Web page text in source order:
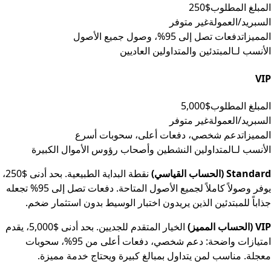
المبلغ المطلوب$250
السبريد/العمولةغير متوفر
المميزاتدفعات تصل إلى 95%، وصول جميع الأصول
الأنسب لـالمبتدئين والمتداولين العاديين
VIP
المبلغ المطلوب$5,000
السبريد/العمولةغير متوفر
المميزاتدعم شخصي، دفعات أعلى، سحوبات أسرع
الأنسب لـالمتداولين النشطين وأصحاب رؤوس الأموال الكبيرة
Standard (الحساب القياسي)
نقطة البداية الطبيعية. بحد أدنى $250،
يوفر وصولاً كاملاً لجميع الأصول المتاحة. دفعات تصل إلى 95% تجعله
جذاباً للمبتدئين الذين يريدون اختبار الوسيط بدون استثمار ضخم.
VIP (الحساب المميز)
الخيار المتقدم للجديين. بحد أدنى $5,000، يقدم
امتيازات واضحة: دعم شخصي، دفعات أعلى من 95%، سحوبات
معجلة. مناسب لمن يتداول بمبالغ كبيرة ويحتاج خدمة مميزة.